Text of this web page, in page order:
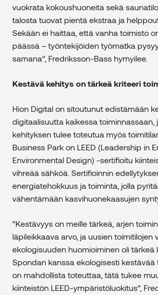
vuokrata kokoushuoneita sekä
talosta tuovat pientä ekstraa ja
Sekään ei haittaa, että vanha toimisto
päässä – työntekijöiden työmatka
samana”, Fredriksson-Bass hymyilee.
Kestävä kehitys on tärkeä kriteeri
Hion Digital on sitoutunut edistämään
digitaalisuutta kaikessa toiminnassaan,
kehityksen tulee toteutua myös
Business Park on LEED (Leadership in
Environmental Design) -sertifioitu
vihreää sähköä. Sertifioinnin
energiatehokkuus ja toiminta, jolla
vähentämään kasvihuonekaasujen
“Kestävyys on meille tärkeä, arjen
läpileikkaava arvo, ja uusien toimitilojen
ekologisuuden huomioiminen oli tärkeä
Spondan kanssa ekologisesti kestävää
on mahdollista toteuttaa, tätä tukee
kiinteistön LEED-ympäristöluokitus”,